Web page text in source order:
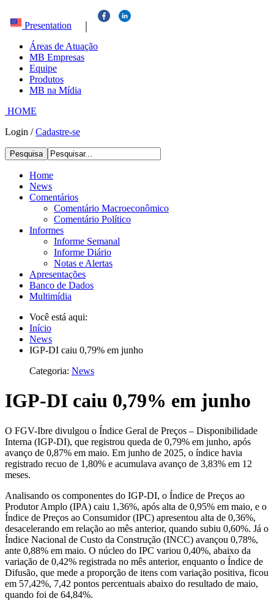
Presentation |
Áreas de Atuação
MB Empresas
Equipe
Produtos
MB na Mídia
HOME
Login /Cadastre-se
Pesquisa
Home
News
Comentários
Comentário Macroeconômico
Comentário Político
Informes
Informe Semanal
Informe Diário
Notas e Alertas
Apresentações
Banco de Dados
Multimídia
Você está aqui:
Início
News
IGP-DI caiu 0,79% em junho
Categoria: News
IGP-DI caiu 0,79% em junho
O FGV-Ibre divulgou o Índice Geral de Preços – Disponibilidade
Interna (IGP-DI), que registrou queda de 0,79% em junho, após
avanço de 0,87% em maio. Em junho de 2025, o índice havia
registrado recuo de 1,80% e acumulava avanço de 3,83% em 12
meses.
Analisando os componentes do IGP-DI, o Índice de Preços ao
Produtor Amplo (IPA) caiu 1,36%, após alta de 0,95% em maio, e o
Índice de Preços ao Consumidor (IPC) apresentou alta de 0,36%,
desacelerando em relação ao mês anterior, quando subiu 0,60%. Já o
Índice Nacional de Custo da Construção (INCC) avançou 0,78%,
ante 0,88% em maio. O núcleo do IPC variou 0,40%, abaixo da
variação de 0,42% registrada no mês anterior, enquanto o Índice de
Difusão, que mede a proporção de itens com variação positiva, ficou
em 57,42%, 7,42 pontos percentuais abaixo do resultado de maio,
quando foi de 64,84%.